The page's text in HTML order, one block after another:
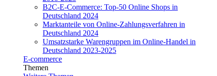
B2C-E-Commerce: Top-50 Online Shops in
Deutschland 2024
Marktanteile von Online-Zahlungsverfahren in
Deutschland 2024
Umsatzstarke Warengruppen im Online-Handel in
Deutschland 2023-2025
E-commerce
Themen